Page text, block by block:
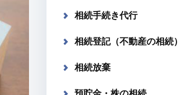
相続手続き代行
相続登記（不動産の相続）
相続放棄